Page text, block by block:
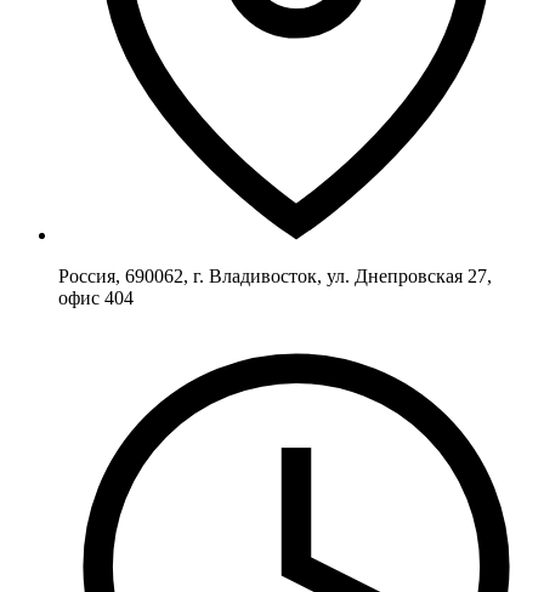
Россия, 690062, г. Владивосток, ул. Днепровская 27,
офис 404